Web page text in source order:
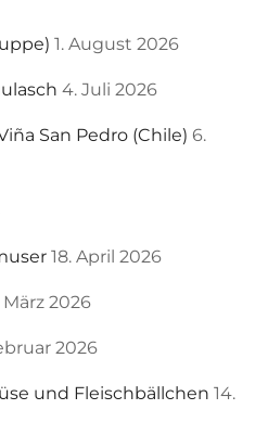
1. August 2026
4. Juli 2026
San Pedro (Chile) 6.
18. April 2026
März 2026
2026
und Fleischbällchen 14.